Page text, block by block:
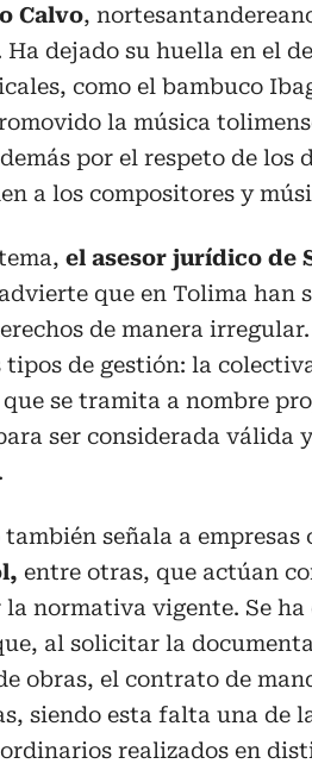
Calvo,
Ha dejado su huella en el
como el bambuco
la música
por el respeto de los
a los compositores y
el asesor jurídico de
advierte que en Tolima han
de manera
tipos de gestión: la
se tramita a nombre
ser considerada válida
señala a empresas
entre otras, que actúan
normativa vigente. Se ha
al solicitar la
obras, el contrato de
siendo esta falta una de
realizados en